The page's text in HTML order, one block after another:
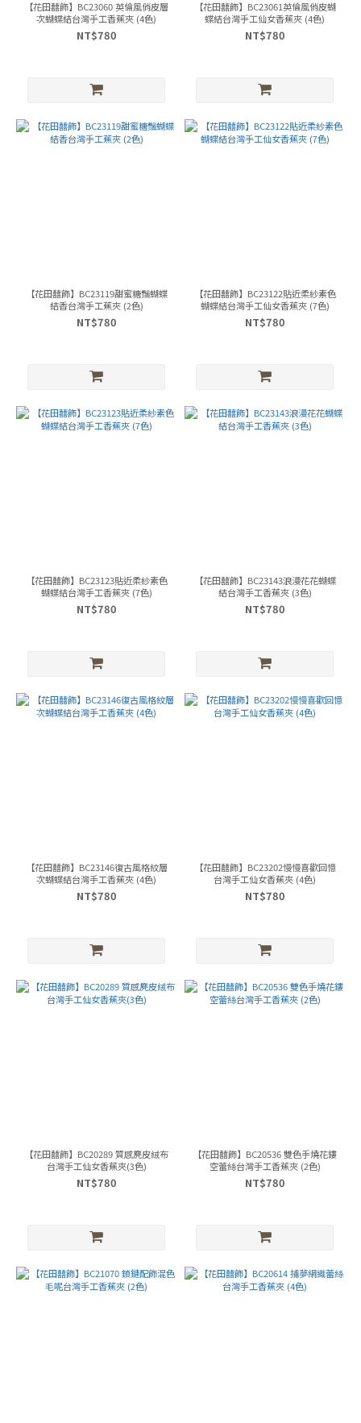
【花田囍飾】BC23060 英倫風俏皮層
次蝴蝶結台灣手工香蕉夾 (4色)
NT$780
【花田囍飾】BC23061英倫風俏皮蝴
蝶結台灣手工仙女香蕉夾 (4色)
NT$780
【花田囍飾】BC23119甜蜜糖鬚蝴蝶
結香台灣手工蕉夾 (2色)
NT$780
【花田囍飾】BC23122貼近柔紗素色
蝴蝶結台灣手工仙女香蕉夾 (7色)
NT$780
【花田囍飾】BC23123貼近柔紗素色
蝴蝶結台灣手工香蕉夾 (7色)
NT$780
【花田囍飾】BC23143浪漫花花蝴蝶
結台灣手工香蕉夾 (3色)
NT$780
【花田囍飾】BC23146復古風格紋層
次蝴蝶結台灣手工香蕉夾 (4色)
NT$780
【花田囍飾】BC23202慢慢喜歡回憶
台灣手工仙女香蕉夾 (4色)
NT$780
【花田囍飾】BC20289 質感麂皮絨布
台灣手工仙女香蕉夾(3色)
NT$780
【花田囍飾】BC20536 雙色手燒花鏤
空蕾絲台灣手工香蕉夾 (2色)
NT$780